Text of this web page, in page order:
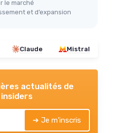
le marché
et d’expansion
Claude Mistral
actualités de
➔ Je m'inscris